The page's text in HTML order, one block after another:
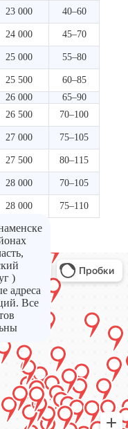
23 000
40–60
24 000
45–70
25 000
55–80
25 500
60–85
26 000
65–90
26 500
70–100
27 000
75–105
27 500
80–115
28 000
70–105
28 000 75–110
)
адреса
Все